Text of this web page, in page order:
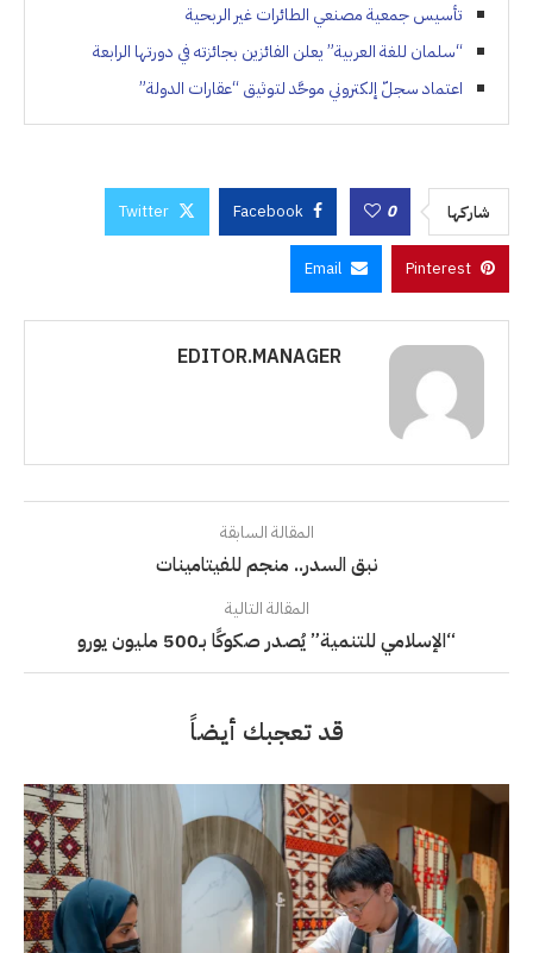
تأسيس جمعية مصنعي الطائرات غير الربحية
“سلمان للغة العربية” يعلن الفائزين بجائزته في دورتها الرابعة
اعتماد سجلّ إلكتروني موحَّد لتوثيق “عقارات الدولة”
شاركها 0
Facebook
Twitter
Pinterest
Email
EDITOR.MANAGER
المقالة السابقة
نبق السدر.. منجم للفيتامينات
المقالة التالية
“الإسلامي للتنمية” يُصدر صكوكًا بـ500 مليون يورو
قد تعجبك أيضاً